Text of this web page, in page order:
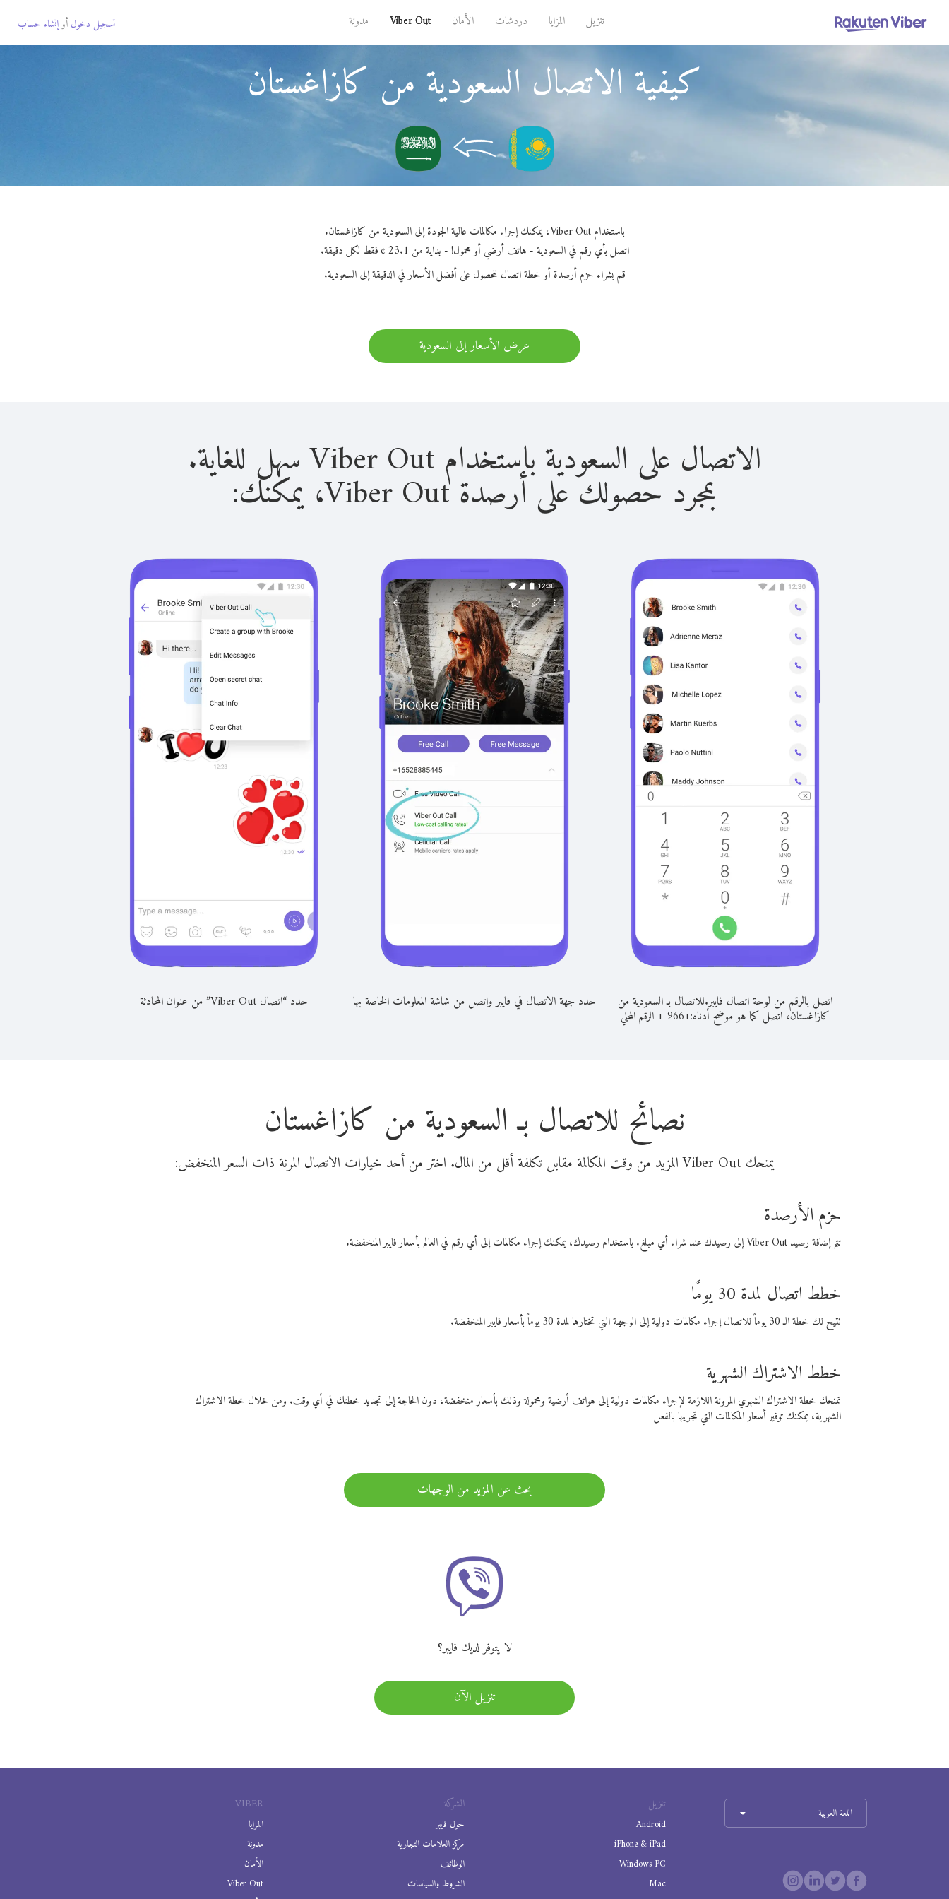
تنزيل المزايا دردشات الأمان Viber Out مدونة تسجيل دخول أوإنشاء حساب
كيفية الاتصال السعودية من كازاغستان
باستخدام Viber Out، يمكنك إجراء مكالمات عالية الجودة إلى السعودية من كازاغستان.
اتصل بأي رقم في السعودية - هاتف أرضي أو محمول! - بداية من 23.1 ¢ فقط لكل دقيقة.
قم بشراء حزم أرصدة أو خطة اتصال للحصول على أفضل الأسعار في الدقيقة إلى السعودية.
عرض الأسعار إلى السعودية
الاتصال على السعودية باستخدام Viber Out سهل للغاية.
بمجرد حصولك على أرصدة Viber Out، يمكنك:
اتصل بالرقم من لوحة اتصال فايبر.للاتصال بـ السعودية من
كازاغستان، اتصل كما هو موضح أدناه:+
966
+الرقم المحلي
حدد جهة الاتصال في فايبر واتصل من شاشة المعلومات الخاصة بها حدد “اتصال Viber Out” من عنوان المحادثة
نصائح للاتصال بـ السعودية من كازاغستان
يمنحك Viber Out المزيد من وقت المكالمة مقابل تكلفة أقل من المال. اختر من أحد خيارات الاتصال المرنة ذات السعر المنخفض:
حزم الأرصدة
تتم إضافة رصيد Viber Out إلى رصيدك عند شراء أي مبلغ. باستخدام رصيدك، يمكنك إجراء مكالمات إلى أي رقم في العالم بأسعار فايبر المنخفضة.
خطط اتصال لمدة 30 يومًا
تتيح لك خطة الـ 30 يوماً للاتصال إجراء مكالمات دولية إلى الوجهة التي تختارها لمدة 30 يوماً بأسعار فايبر المنخفضة.
خطط الاشتراك الشهرية
تمنحك خطة الاشتراك الشهري المرونة اللازمة لإجراء مكالمات دولية إلى هواتف أرضية ومحمولة وذلك بأسعار منخفضة، دون الحاجة إلى تجديد خطتك في أي وقت. ومن خلال خطة الاشتراك
الشهرية، يمكنك توفير أسعار المكالمات التي تجريها بالفعل
بحث عن المزيد من الوجهات
لا يتوفر لديك فايبر؟
تنزيل الآن
VIBER
المزايا
مدونة
الأمان
Viber Out
الشركة
حول فايبر
مركز العلامات التجارية
الوظائف
الشروط والسياسات
تنزيل
Android
iPhone & iPad
Windows PC
Mac
اللغة العربية